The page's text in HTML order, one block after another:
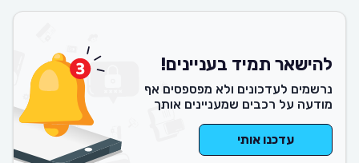
להישאר תמיד בעניינים!
נרשמים לעדכונים ולא מפספסים אף
מודעה על רכבים שמעניינים אותך
עדכנו אותי